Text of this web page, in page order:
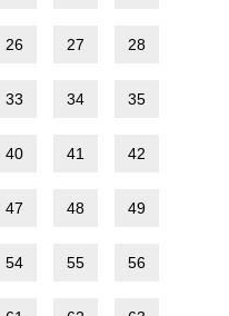
26 27 28
33 34 35
40 41 42
47 48 49
54 55 56